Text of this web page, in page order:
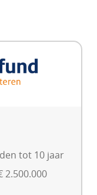
tot 10 jaar
2.500.000